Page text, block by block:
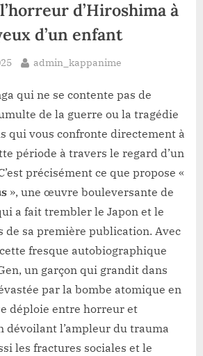
d’Hiroshima à
d’un enfant
By
admin_kappanime
qui ne se contente pas de
de la guerre ou la tragédie
qui vous confronte directement à
période à travers le regard d’un
précisément ce que propose «
», une œuvre bouleversante de
a fait trembler le Japon et le
de sa première publication. Avec
fresque autobiographique
un garçon qui grandit dans
par la bombe atomique en
déploie entre horreur et
dévoilant l’ampleur du trauma
les fractures sociales et le